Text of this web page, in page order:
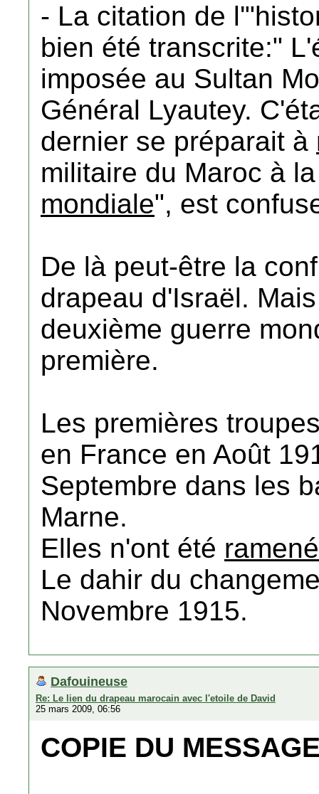
- La citation de
bien été transcrite:"
imposée au Sultan
Général Lyautey.
dernier se préparait à
militaire du Maroc à
mondiale", est
De là peut-être la
drapeau d'Israël.
deuxième guerre
première.
Les premières
en France en Août
Septembre dans les
Marne.
Elles n'ont été
Le dahir du
Novembre 1915.
Dafouineuse
Re: Le lien du drapeau marocain avec l'etoile de David
25 mars 2009, 06:56
COPIE DU